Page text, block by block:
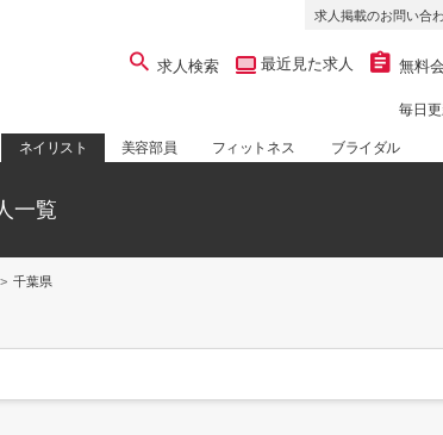
求人掲載のお問い合
求人検索 最近見た求人 無料
毎日
ネイリスト 美容部員 フィットネス ブライダル
一覧
千葉県